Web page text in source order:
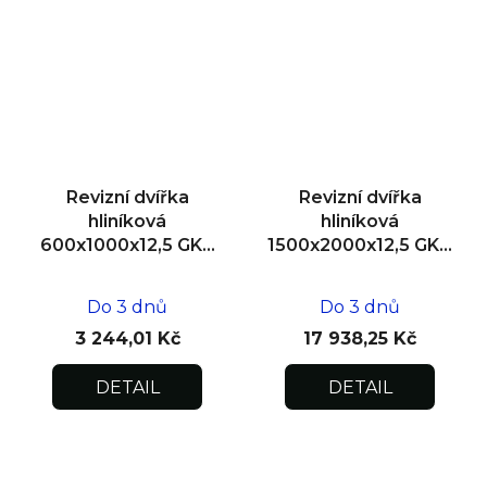
Revizní dvířka
hliníková
600x1000x12,5 GKB
Do 3 dnů
3 244,01 Kč
DETAIL
Revizní dvířka
hliníková
1500x2000x12,5 GKB
Do 3 dnů
17 938,25 Kč
DETAIL